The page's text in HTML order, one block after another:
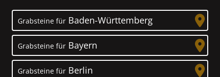
Grabsteine für Baden-Württemberg
Grabsteine für Bayern
Grabsteine für Berlin